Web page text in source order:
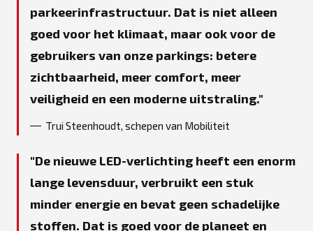
parkeerinfrastructuur. Dat is niet alleen
goed voor het klimaat, maar ook voor de
gebruikers van onze parkings: betere
zichtbaarheid, meer comfort, meer
veiligheid en een moderne uitstraling.
Trui Steenhoudt, schepen van Mobiliteit
De nieuwe LED-verlichting heeft een enorm
lange levensduur, verbruikt een stuk
minder energie en bevat geen schadelijke
stoffen. Dat is goed voor de planeet en